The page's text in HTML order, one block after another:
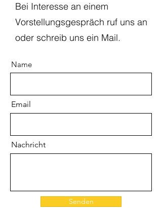
Bei Interesse an einem
Vorstellungsgespräch ruf uns an
oder schreib uns ein Mail.
Name
Email
Nachricht
Senden